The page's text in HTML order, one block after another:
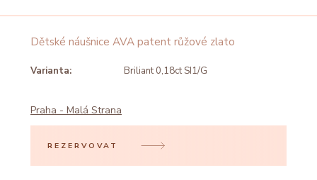
Dětské náušnice AVA patent růžové zlato
Varianta: Briliant 0,18ct SI1/G
Praha - Malá Strana
REZERVOVAT